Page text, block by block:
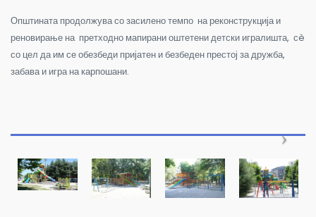
Општината продолжува со засилено темпо на реконструкција и
реновирање на претходно мапирани оштетени детски игралишта, сè
со цел да им се обезбеди пријатен и безбеден престој за дружба,
забава и игра на карпошани.